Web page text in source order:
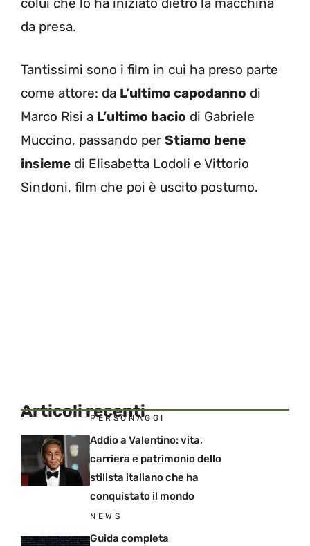
da presa.
Tantissimi sono i film in cui ha preso parte
come attore: da L’ultimo capodanno di
Marco Risi a L’ultimo bacio di Gabriele
Muccino, passando per Stiamo bene
insieme di Elisabetta Lodoli e Vittorio
Sindoni, film che poi è uscito postumo.
Articoli recenti
PERSONAGGI
Addio a Valentino: vita,
carriera e patrimonio dello
stilista italiano che ha
conquistato il mondo
NEWS
Guida completa